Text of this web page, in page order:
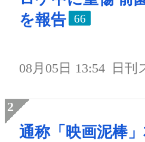
を報告
66
08月05日 13:54 日刊
通称「映画泥棒